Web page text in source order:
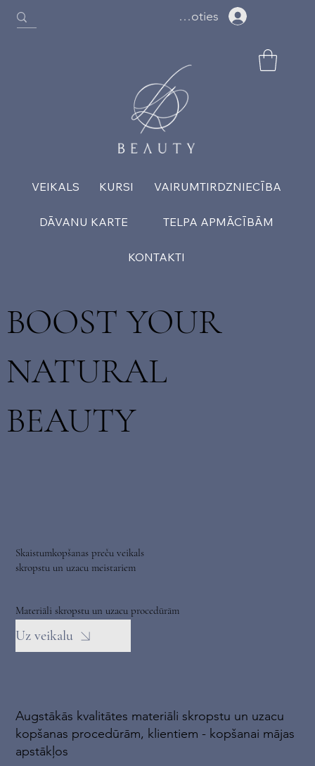
VEIKALS KURSI VAIRUMTIRDZNIECĪBA
DĀVANU KARTE TELPA APMĀCĪBĀM
KONTAKTI
Ielogoties
BOOST YOUR
NATURAL
BEAUTY
Skaistumkopšanas preču veikals
skropstu un uzacu meistariem
Augstākās kvalitātes materiāli skropstu un uzacu
kopšanas procedūrām, klientiem - kopšanai mājas
apstākļos
Materiāli skropstu un uzacu procedūrām
Uz veikalu